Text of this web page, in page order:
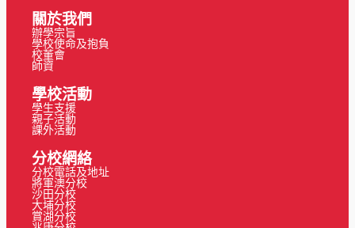
關於我們
辦學宗旨
學校使命及抱負
校董會
師資
學校活動
學生支援
親子活動
課外活動
分校網絡
分校電話及地址
將軍澳分校
沙田分校
大埔分校
賞湖分校